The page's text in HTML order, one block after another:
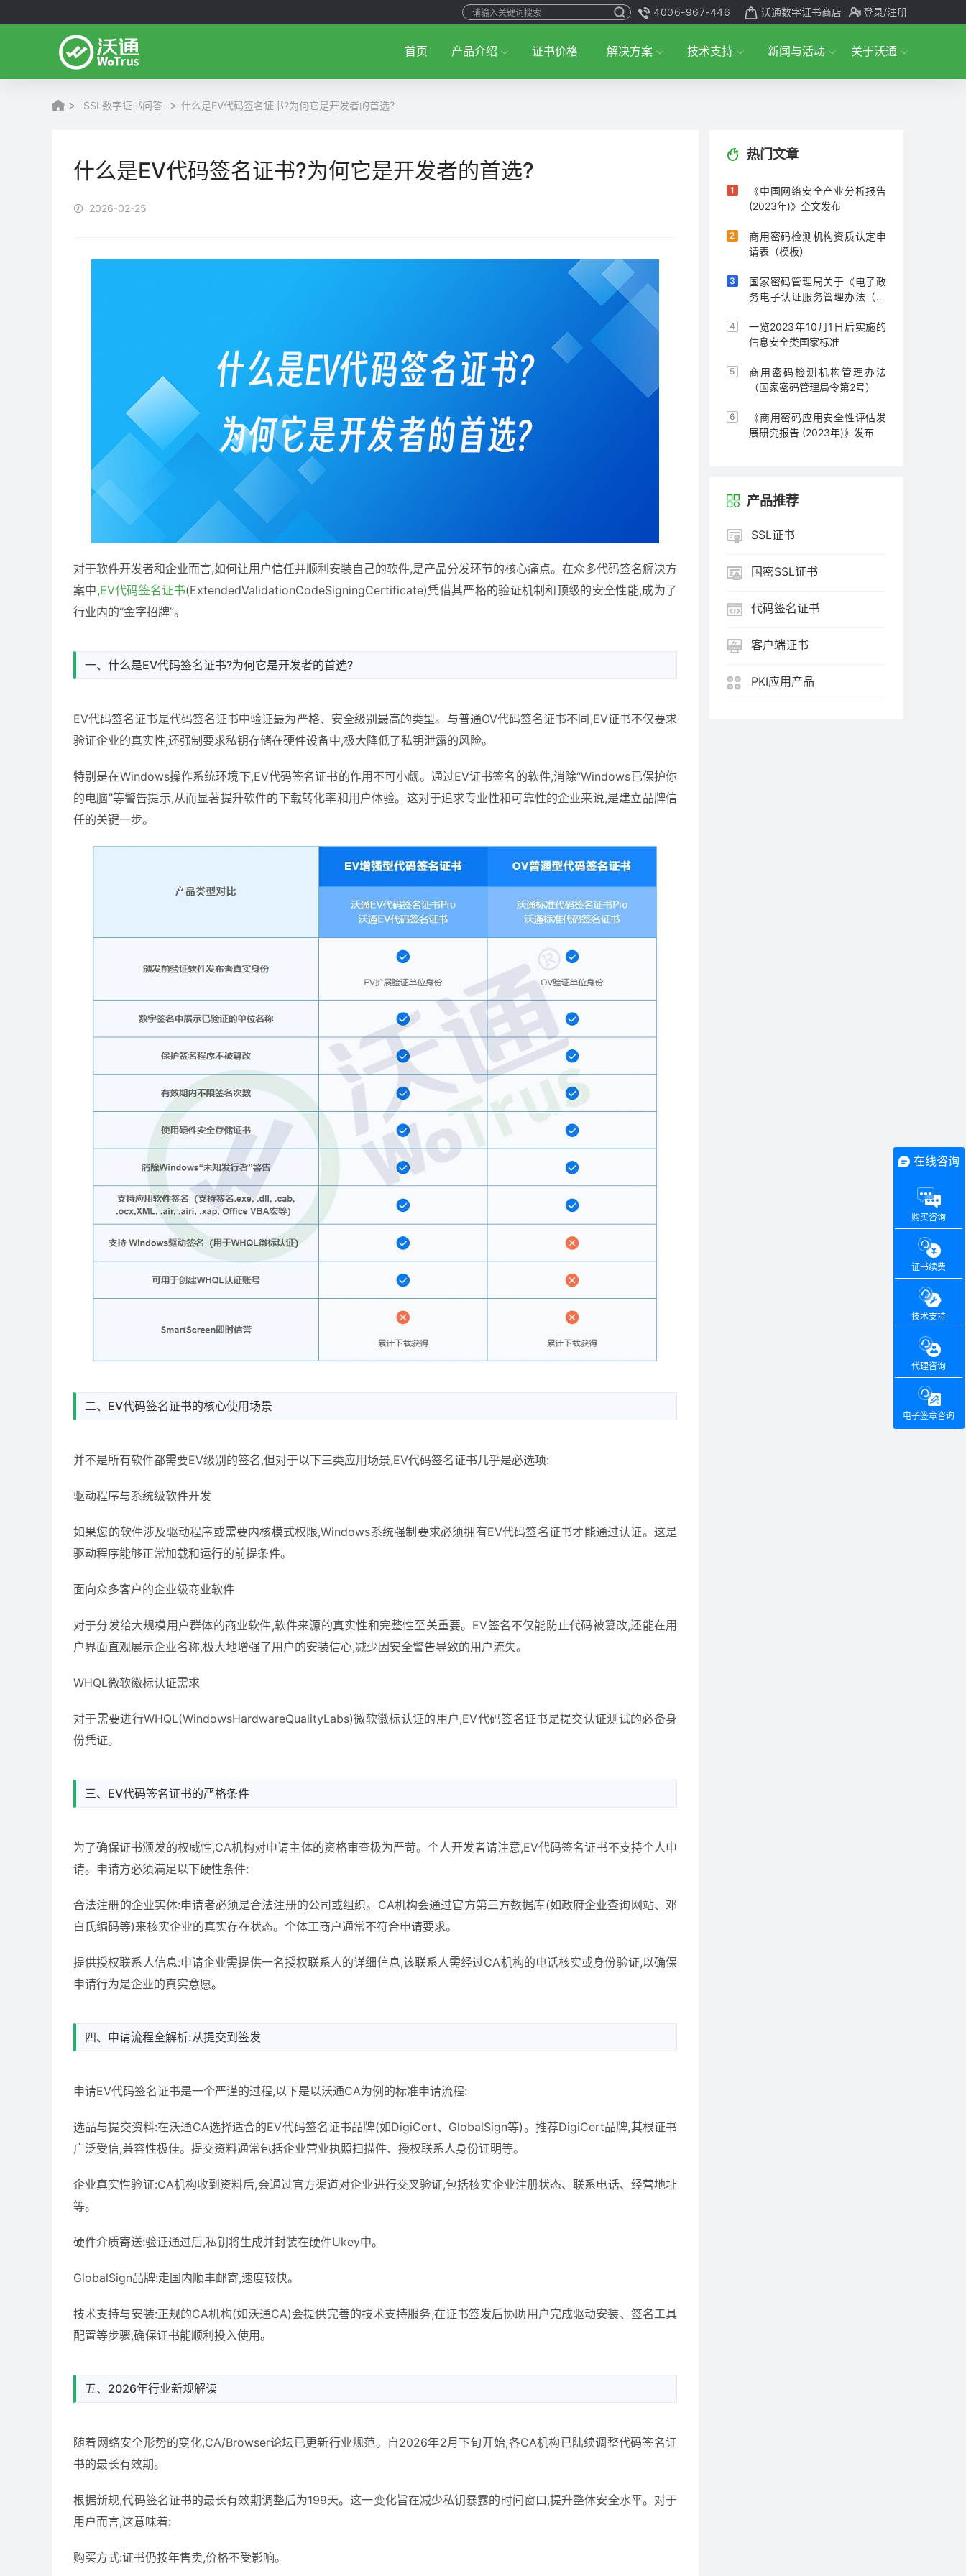
4006-967-446 沃通数字证书商店 登录/注册
首页 产品介绍 证书价格 解决方案 技术支持 新闻与活动 关于沃通
> SSL数字证书问答 > 什么是EV代码签名证书?为何它是开发者的首选?
什么是EV代码签名证书?为何它是开发者的首选?
2026-02-25
对于软件开发者和企业而言,如何让用户信任并顺利安装自己的软件,是产品分发环节的核心痛点。在众多代码签名解决方
案中,EV代码签名证书(ExtendedValidationCodeSigningCertificate)凭借其严格的验证机制和顶级的安全性能,成为了
行业内的“金字招牌”。
一、什么是EV代码签名证书?为何它是开发者的首选?
EV代码签名证书是代码签名证书中验证最为严格、安全级别最高的类型。与普通OV代码签名证书不同,EV证书不仅要求
验证企业的真实性,还强制要求私钥存储在硬件设备中,极大降低了私钥泄露的风险。
特别是在Windows操作系统环境下,EV代码签名证书的作用不可小觑。通过EV证书签名的软件,消除“Windows已保护你
的电脑”等警告提示,从而显著提升软件的下载转化率和用户体验。这对于追求专业性和可靠性的企业来说,是建立品牌信
任的关键一步。
二、EV代码签名证书的核心使用场景
并不是所有软件都需要EV级别的签名,但对于以下三类应用场景,EV代码签名证书几乎是必选项:
驱动程序与系统级软件开发
如果您的软件涉及驱动程序或需要内核模式权限,Windows系统强制要求必须拥有EV代码签名证书才能通过认证。这是
驱动程序能够正常加载和运行的前提条件。
面向众多客户的企业级商业软件
对于分发给大规模用户群体的商业软件,软件来源的真实性和完整性至关重要。EV签名不仅能防止代码被篡改,还能在用
户界面直观展示企业名称,极大地增强了用户的安装信心,减少因安全警告导致的用户流失。
WHQL微软徽标认证需求
对于需要进行WHQL(WindowsHardwareQualityLabs)微软徽标认证的用户,EV代码签名证书是提交认证测试的必备身
份凭证。
三、EV代码签名证书的严格条件
为了确保证书颁发的权威性,CA机构对申请主体的资格审查极为严苛。个人开发者请注意,EV代码签名证书不支持个人申
请。申请方必须满足以下硬性条件:
合法注册的企业实体:申请者必须是合法注册的公司或组织。CA机构会通过官方第三方数据库(如政府企业查询网站、邓
白氏编码等)来核实企业的真实存在状态。个体工商户通常不符合申请要求。
提供授权联系人信息:申请企业需提供一名授权联系人的详细信息,该联系人需经过CA机构的电话核实或身份验证,以确保
申请行为是企业的真实意愿。
四、申请流程全解析:从提交到签发
申请EV代码签名证书是一个严谨的过程,以下是以沃通CA为例的标准申请流程:
选品与提交资料:在沃通CA选择适合的EV代码签名证书品牌(如DigiCert、GlobalSign等)。推荐DigiCert品牌,其根证书
广泛受信,兼容性极佳。提交资料通常包括企业营业执照扫描件、授权联系人身份证明等。
企业真实性验证:CA机构收到资料后,会通过官方渠道对企业进行交叉验证,包括核实企业注册状态、联系电话、经营地址
等。
硬件介质寄送:验证通过后,私钥将生成并封装在硬件Ukey中。
GlobalSign品牌:走国内顺丰邮寄,速度较快。
技术支持与安装:正规的CA机构(如沃通CA)会提供完善的技术支持服务,在证书签发后协助用户完成驱动安装、签名工具
配置等步骤,确保证书能顺利投入使用。
五、2026年行业新规解读
随着网络安全形势的变化,CA/Browser论坛已更新行业规范。自2026年2月下旬开始,各CA机构已陆续调整代码签名证
书的最长有效期。
根据新规,代码签名证书的最长有效期调整后为199天。这一变化旨在减少私钥暴露的时间窗口,提升整体安全水平。对于
用户而言,这意味着:
购买方式:证书仍按年售卖,价格不受影响。
热门文章
《中国网络安全产业分析报告
(2023年)》全文发布
商用密码检测机构资质认定申
请表（模板）
国家密码管理局关于《电子政
务电子认证服务管理办法（征
通知
一览2023年10月1日后实施的
信息安全类国家标准
商用密码检测机构管理办法
（国家密码管理局令第2号）
《商用密码应用安全性评估发
展研究报告 (2023年)》发布
产品推荐
SSL证书
国密SSL证书
代码签名证书
客户端证书
PKI应用产品
在线咨询
购买咨询
证书续费
技术支持
代理咨询
电子签章咨询